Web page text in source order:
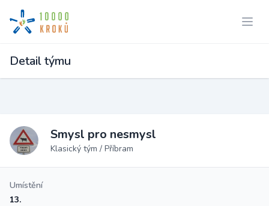
Detail týmu
Smysl pro nesmysl
Klasický tým / Příbram
Umístění
13.